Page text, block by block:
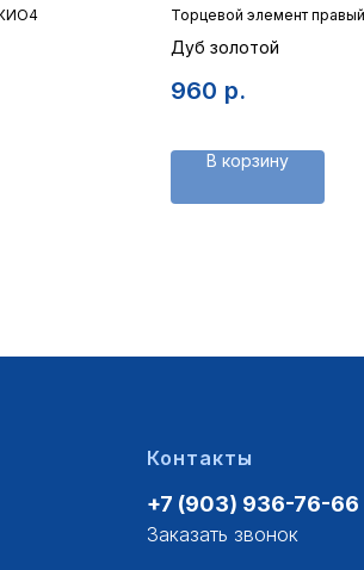
Торцевой элемент
Дуб золотой
960 р.
В корзину
Контакты
+7 (903) 936-76-66
Заказать звонок